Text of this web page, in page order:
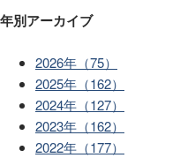
年別アーカイブ
2026年（75）
2025年（162）
2024年（127）
2023年（162）
2022年（177）